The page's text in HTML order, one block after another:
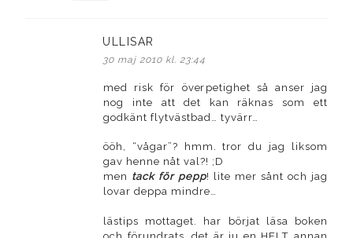
ULLISAR
30 maj 2010 kl. 23:44
med risk för överpetighet så anser jag
nog inte att det kan räknas som ett
godkänt flytvästbad… tyvärr…
ööh, “vågar”? hmm. tror du jag liksom
gav henne nåt val?! ;D
men tack för pepp! lite mer sånt och jag
lovar deppa mindre…
lästips mottaget. har börjat läsa boken